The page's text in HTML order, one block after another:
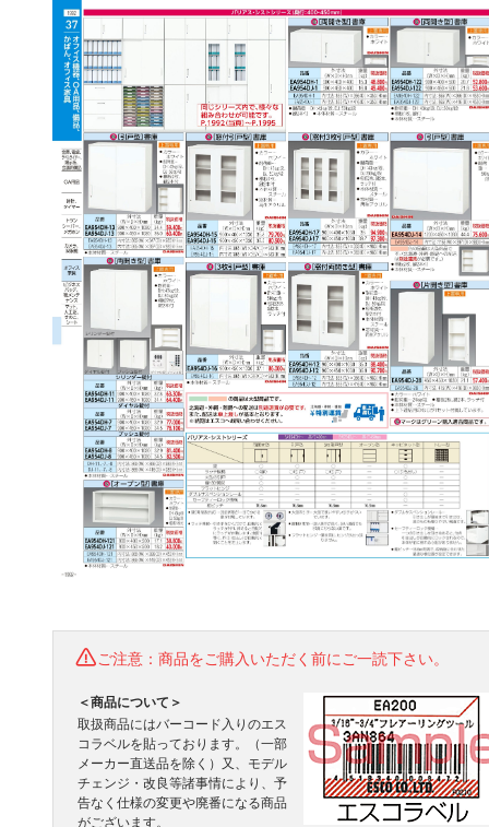
ご注意：商品をご購入いただく前にご一読下さい。
＜商品について＞
取扱商品にはバーコード入りのエス
コラベルを貼っております。（一部
メーカー直送品を除く）又、モデル
チェンジ・改良等諸事情により、予
告なく仕様の変更や廃番になる商品
がございます。